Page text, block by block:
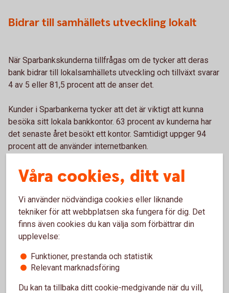
Bidrar till samhällets utveckling lokalt
När Sparbankskunderna tillfrågas om de tycker att deras
bank bidrar till lokalsamhällets utveckling och tillväxt svarar
4 av 5 eller 81,5 procent att de anser det.
Kunder i Sparbankerna tycker att det är viktigt att kunna
besöka sitt lokala bankkontor. 63 procent av kunderna har
det senaste året besökt ett kontor. Samtidigt uppger 94
procent att de använder internetbanken.
Om SKI
Svenskt Kvalitetsindex har mätt kundnöjdheten inom
bankbranschen sedan 1989. Datainsamlingen för
samlades det in 15 472 intervjuer för
privatmarknaden och 7 748 intervjuer för
företagsmarknaden.
Våra cookies, ditt val
Vi använder nödvändiga cookies eller liknande
tekniker för att webbplatsen ska fungera för dig. Det
finns även cookies du kan välja som förbättrar din
upplevelse:
Funktioner, prestanda och statistik
Relevant marknadsföring
Du kan ta tillbaka ditt cookie-medgivande när du vill,